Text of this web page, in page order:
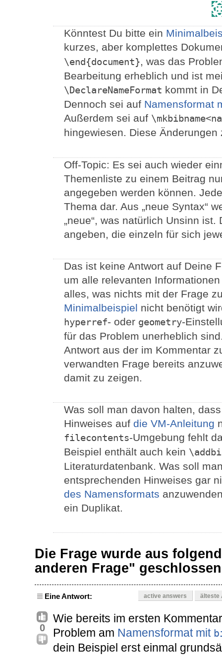
Könntest Du bitte ein
kurzes, aber komplettes
\end{document}, was das
Bearbeitung erheblich und ist
\DeclareNameFormat kommt in
Dennoch sei auf Namensformat
Außerdem sei auf
hingewiesen. Diese
Off-Topic: Es sei auch wieder
Themenliste zu einem Beitrag
angegeben werden können.
Thema dar. Aus „neue Syntax“
„neue“, was natürlich Unsinn
angeben, die einzeln für sich
Das ist keine Antwort auf Deine
um alle relevanten
alles, was nichts mit der Frage
Minimalbeispiel nicht benötigt
hyperref- oder geometry-
für das Problem unerheblich
Antwort aus der im Kommentar
verwandten Frage bereits
damit zu zeigen.
Was soll man davon halten,
Hinweises auf die VM-Anleitung
filecontents-Umgebung fehlt
Beispiel enthält auch kein
Literaturdatenbank. Was soll
entsprechenden Hinweises gar
des Namensformats
ein Duplikat.
Die Frage wurde aus
anderen Frage"
Eine Antwort: active answers älteste
0
Wie bereits im ersten
Problem am Namensformat mit
dein Beispiel erst einmal